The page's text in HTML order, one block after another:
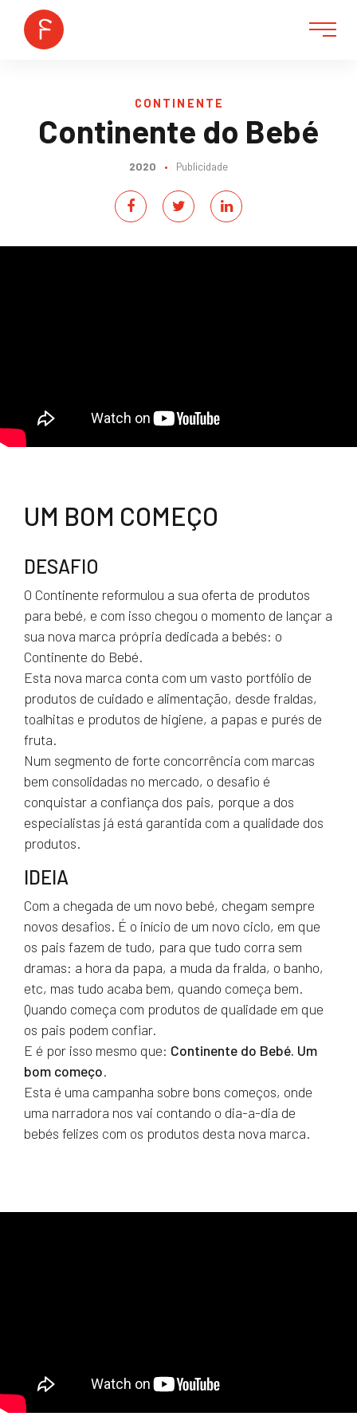
CONTINENTE
Continente do Bebé
2020 • Publicidade
UM BOM COMEÇO
DESAFIO
O Continente reformulou a sua oferta de produtos
para bebé, e com isso chegou o momento de lançar a
sua nova marca própria dedicada a bebés: o
Continente do Bebé.
Esta nova marca conta com um vasto portfólio de
produtos de cuidado e alimentação, desde fraldas,
toalhitas e produtos de higiene, a papas e purés de
fruta.
Num segmento de forte concorrência com marcas
bem consolidadas no mercado, o desafio é
conquistar a confiança dos pais, porque a dos
especialistas já está garantida com a qualidade dos
produtos.
IDEIA
Com a chegada de um novo bebé, chegam sempre
novos desafios. É o início de um novo ciclo, em que
os pais fazem de tudo, para que tudo corra sem
dramas: a hora da papa, a muda da fralda, o banho,
etc, mas tudo acaba bem, quando começa bem.
Quando começa com produtos de qualidade em que
os pais podem confiar.
E é por isso mesmo que: Continente do Bebé. Um
bom começo.
Esta é uma campanha sobre bons começos, onde
uma narradora nos vai contando o dia-a-dia de
bebés felizes com os produtos desta nova marca.